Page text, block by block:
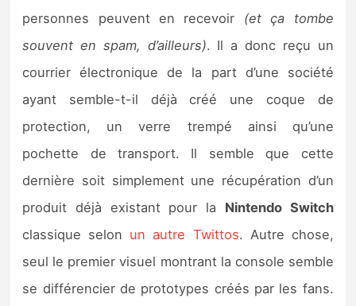
personnes peuvent en recevoir (et ça tombe
souvent en spam, d’ailleurs). Il a donc reçu un
courrier électronique de la part d’une société
ayant semble-t-il déjà créé une coque de
protection, un verre trempé ainsi qu’une
pochette de transport. Il semble que cette
dernière soit simplement une récupération d’un
produit déjà existant pour la Nintendo Switch
classique selon un autre Twittos. Autre chose,
seul le premier visuel montrant la console semble
se différencier de prototypes créés par les fans.